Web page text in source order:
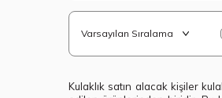
Kulaklık satın alacak kişiler